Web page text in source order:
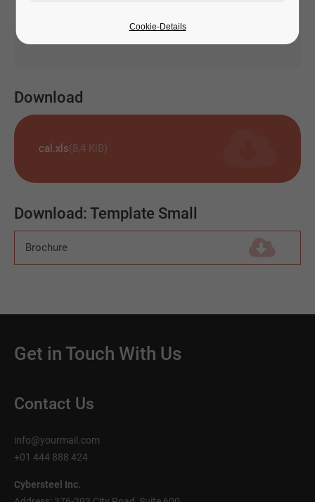
Download
cal.xls(8,4 KiB)
Download: Template Small
Brochure
Get in Touch With Us
Contact Us
info@yourmail.com
+01 444 888 424
Cybersteel Inc.
Cookie-Details